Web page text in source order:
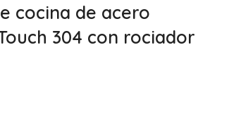
cocina de acero
304 con rociador